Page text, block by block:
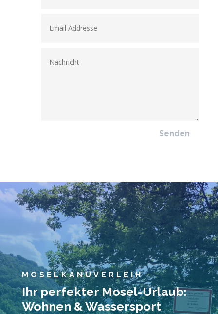
Senden
MOSELKANUVERLEIH
Ihr perfekter Mosel-Urlaub:
Wohnen & Wassersport